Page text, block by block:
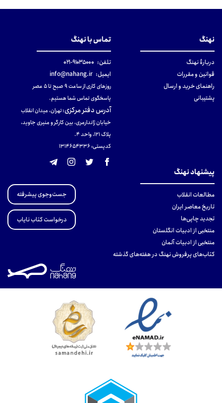
نهنگ
دربارهٔ نهنگ
قوانین و مقررات
راهنمای خرید و ارسال
پشتیبانی
تماس با نهنگ
تلفن: ۹۱۰۳۵۰۰۰-۰۲۱
ایمیل: info@nahang.ir
روزهای کاری از ساعت ۹ صبح تا ۵ عصر
پاسخگوی تماس شما هستیم.
آدرس دفتر مرکزی:تهران، میدان انقلاب
خیابان ژاندارمری، بین کارگر و منیری جاوید،
پلاک 121، واحد ۴.
کدپستی: 131465433۶
پیشنهاد نهنگ
مطالعات انقلاب
تاریخ معاصر ایران
تجدید چاپی‌ها
منتخبی از ادبیات انگلستان
منتخبی از ادبیات آلمان
کتاب‌های پرفروش نهنگ در هفته‌های گذشته
جست‌وجوی پیشرفته
درخواست کتاب نایاب